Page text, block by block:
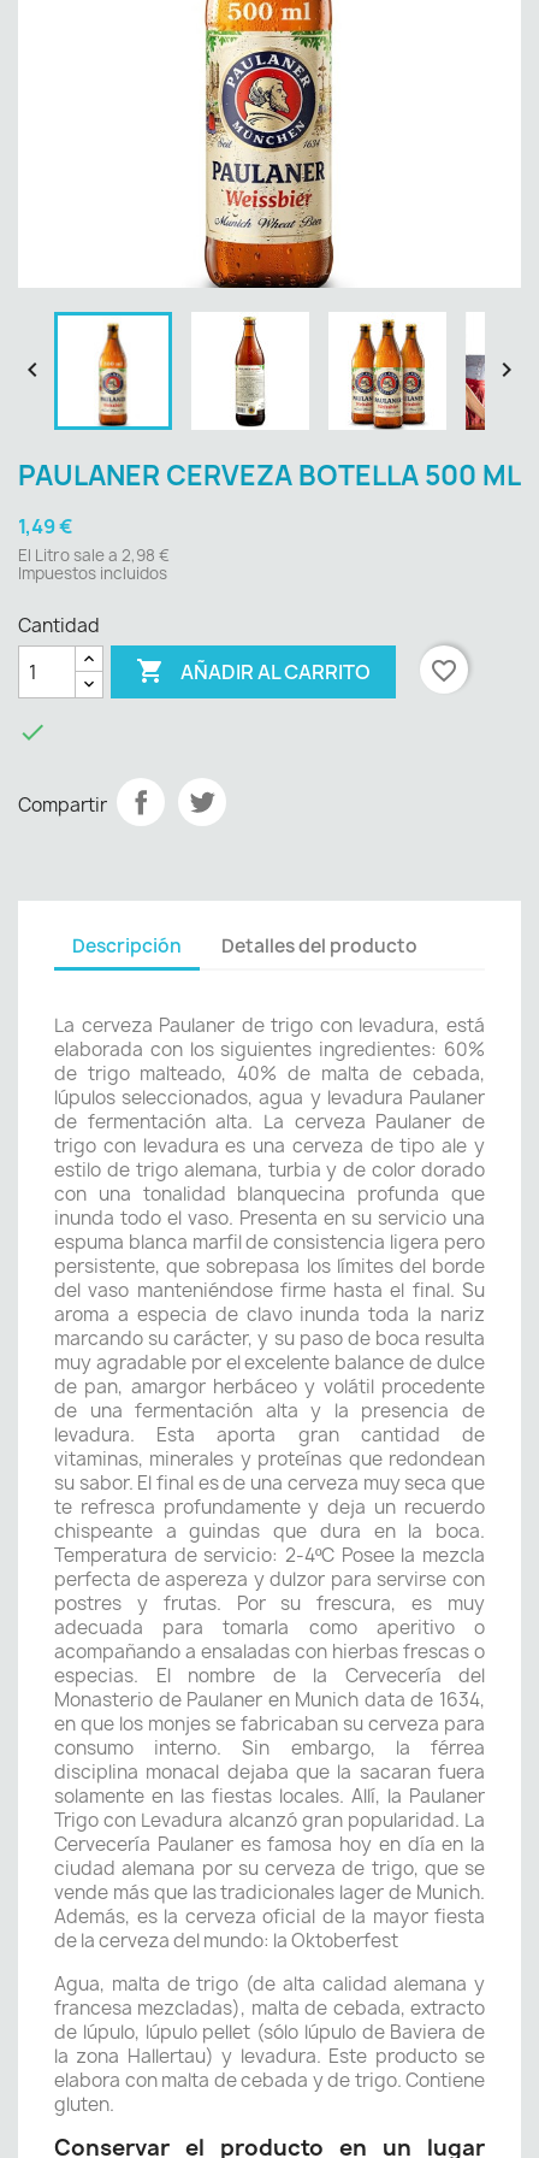
 
PAULANER CERVEZA BOTELLA 500 ML
1,49 €
El Litro sale a 2,98 €
Impuestos incluidos
Cantidad
 AÑADIR AL CARRITO favorite_border

Compartir
Descripción Detalles del producto
La cerveza Paulaner de trigo con levadura, está
elaborada con los siguientes ingredientes: 60%
de trigo malteado, 40% de malta de cebada,
lúpulos seleccionados, agua y levadura Paulaner
de fermentación alta. La cerveza Paulaner de
trigo con levadura es una cerveza de tipo ale y
estilo de trigo alemana, turbia y de color dorado
con una tonalidad blanquecina profunda que
inunda todo el vaso. Presenta en su servicio una
espuma blanca marfil de consistencia ligera pero
persistente, que sobrepasa los límites del borde
del vaso manteniéndose firme hasta el final. Su
aroma a especia de clavo inunda toda la nariz
marcando su carácter, y su paso de boca resulta
muy agradable por el excelente balance de dulce
de pan, amargor herbáceo y volátil procedente
de una fermentación alta y la presencia de
levadura. Esta aporta gran cantidad de
vitaminas, minerales y proteínas que redondean
su sabor. El final es de una cerveza muy seca que
te refresca profundamente y deja un recuerdo
chispeante a guindas que dura en la boca.
Temperatura de servicio: 2-4ºC Posee la mezcla
perfecta de aspereza y dulzor para servirse con
postres y frutas. Por su frescura, es muy
adecuada para tomarla como aperitivo o
acompañando a ensaladas con hierbas frescas o
especias. El nombre de la Cervecería del
Monasterio de Paulaner en Munich data de 1634,
en que los monjes se fabricaban su cerveza para
consumo interno. Sin embargo, la férrea
disciplina monacal dejaba que la sacaran fuera
solamente en las fiestas locales. Allí, la Paulaner
Trigo con Levadura alcanzó gran popularidad. La
Cervecería Paulaner es famosa hoy en día en la
ciudad alemana por su cerveza de trigo, que se
vende más que las tradicionales lager de Munich.
Además, es la cerveza oficial de la mayor fiesta
de la cerveza del mundo: la Oktoberfest
Agua, malta de trigo (de alta calidad alemana y
francesa mezcladas), malta de cebada, extracto
de lúpulo, lúpulo pellet (sólo lúpulo de Baviera de
la zona Hallertau) y levadura. Este producto se
elabora con malta de cebada y de trigo. Contiene
gluten.
Conservar el producto en un lugar